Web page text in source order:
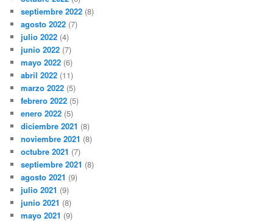
septiembre 2022 (8)
agosto 2022 (7)
julio 2022 (4)
junio 2022 (7)
mayo 2022 (6)
abril 2022 (11)
marzo 2022 (5)
febrero 2022 (5)
enero 2022 (5)
diciembre 2021 (8)
noviembre 2021 (8)
octubre 2021 (7)
septiembre 2021 (8)
agosto 2021 (9)
julio 2021 (9)
junio 2021 (8)
mayo 2021 (9)